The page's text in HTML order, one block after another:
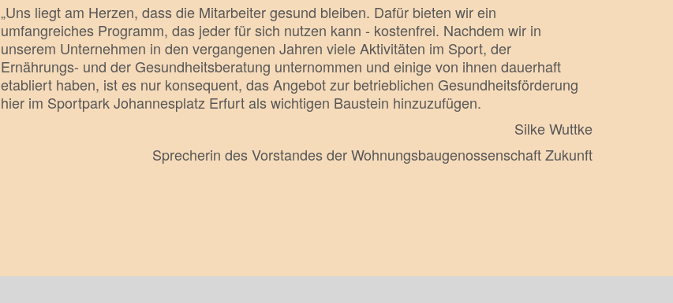
„Uns liegt am Herzen, dass die Mitarbeiter gesund bleiben. Dafür bieten wir ein
umfangreiches Programm, das jeder für sich nutzen kann - kostenfrei. Nachdem wir in
unserem Unternehmen in den vergangenen Jahren viele Aktivitäten im Sport, der
Ernährungs- und der Gesundheitsberatung unternommen und einige von ihnen dauerhaft
etabliert haben, ist es nur konsequent, das Angebot zur betrieblichen Gesundheitsförderung
hier im Sportpark Johannesplatz Erfurt als wichtigen Baustein hinzuzufügen.
Silke Wuttke
Sprecherin des Vorstandes der Wohnungsbaugenossenschaft Zukunft